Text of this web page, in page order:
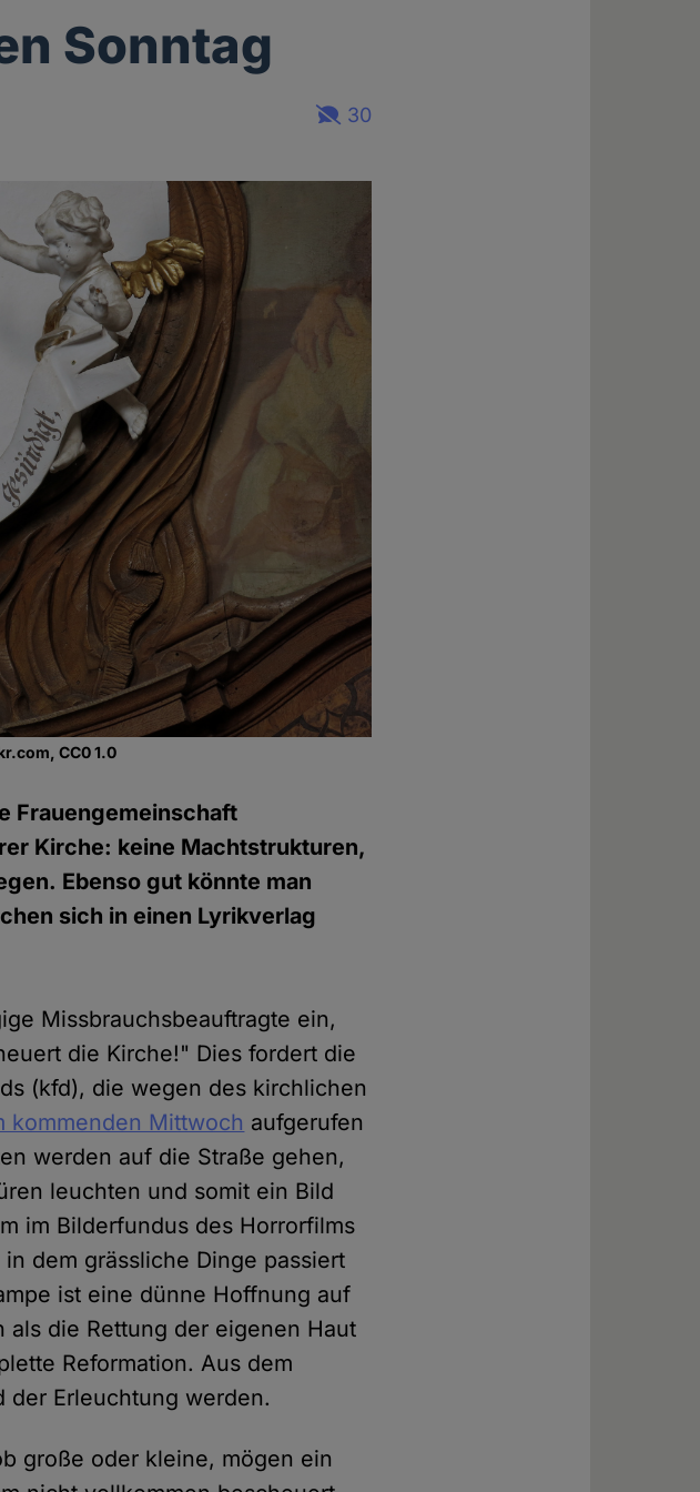
Sonntag
30
CC0 1.0
Frauengemeinschaft
Kirche: keine Machtstrukturen,
Ebenso gut könnte man
sich in einen Lyrikverlag
Missbrauchsbeauftragte ein,
die Kirche!" Dies fordert die
(kfd), die wegen des kirchlichen
kommenden Mittwoch aufgerufen
werden auf die Straße gehen,
leuchten und somit ein Bild
im Bilderfundus des Horrorfilms
dem grässliche Dinge passiert
ist eine dünne Hoffnung auf
als die Rettung der eigenen Haut
Reformation. Aus dem
der Erleuchtung werden.
große oder kleine, mögen ein